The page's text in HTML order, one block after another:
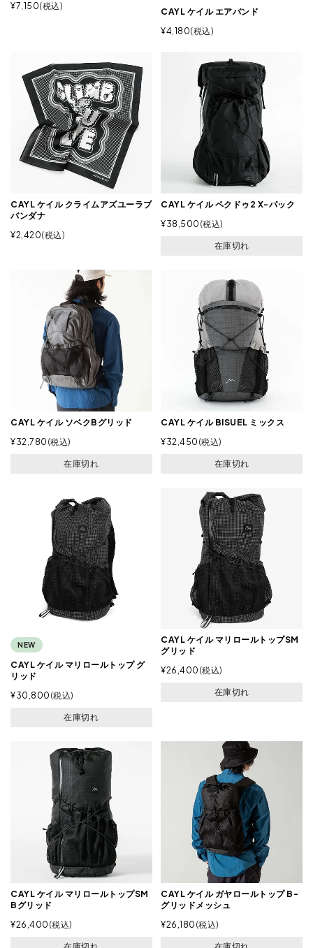
¥7,150 税込
CAYL ケイル エアバンド
¥4,180 税込
CAYL ケイル クライムアズユーラブ
バンダナ
¥2,420 税込
CAYL ケイル ペクドゥ2 X-パック
¥38,500 税込
在庫切れ
CAYL ケイル ソベクBグリッド
¥32,780 税込
在庫切れ
CAYL ケイル BISUEL ミックス
¥32,450 税込
在庫切れ
NEW
CAYL ケイル マリロールトップ グ
リッド
¥30,800 税込
在庫切れ
CAYL ケイル マリロールトップSM
グリッド
¥26,400 税込
在庫切れ
CAYL ケイル マリロールトップSM
Bグリッド
¥26,400 税込
CAYL ケイル ガヤロールトップ B-
グリッドメッシュ
¥26,180 税込